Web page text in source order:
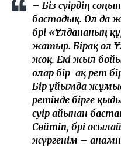
танысқанын
болуға құқығы
жыл күту керек»
ең бастысы –
күйде көру болды,
Ұлдана қайтыс
даулар
Желіде Әділеттің сегіз